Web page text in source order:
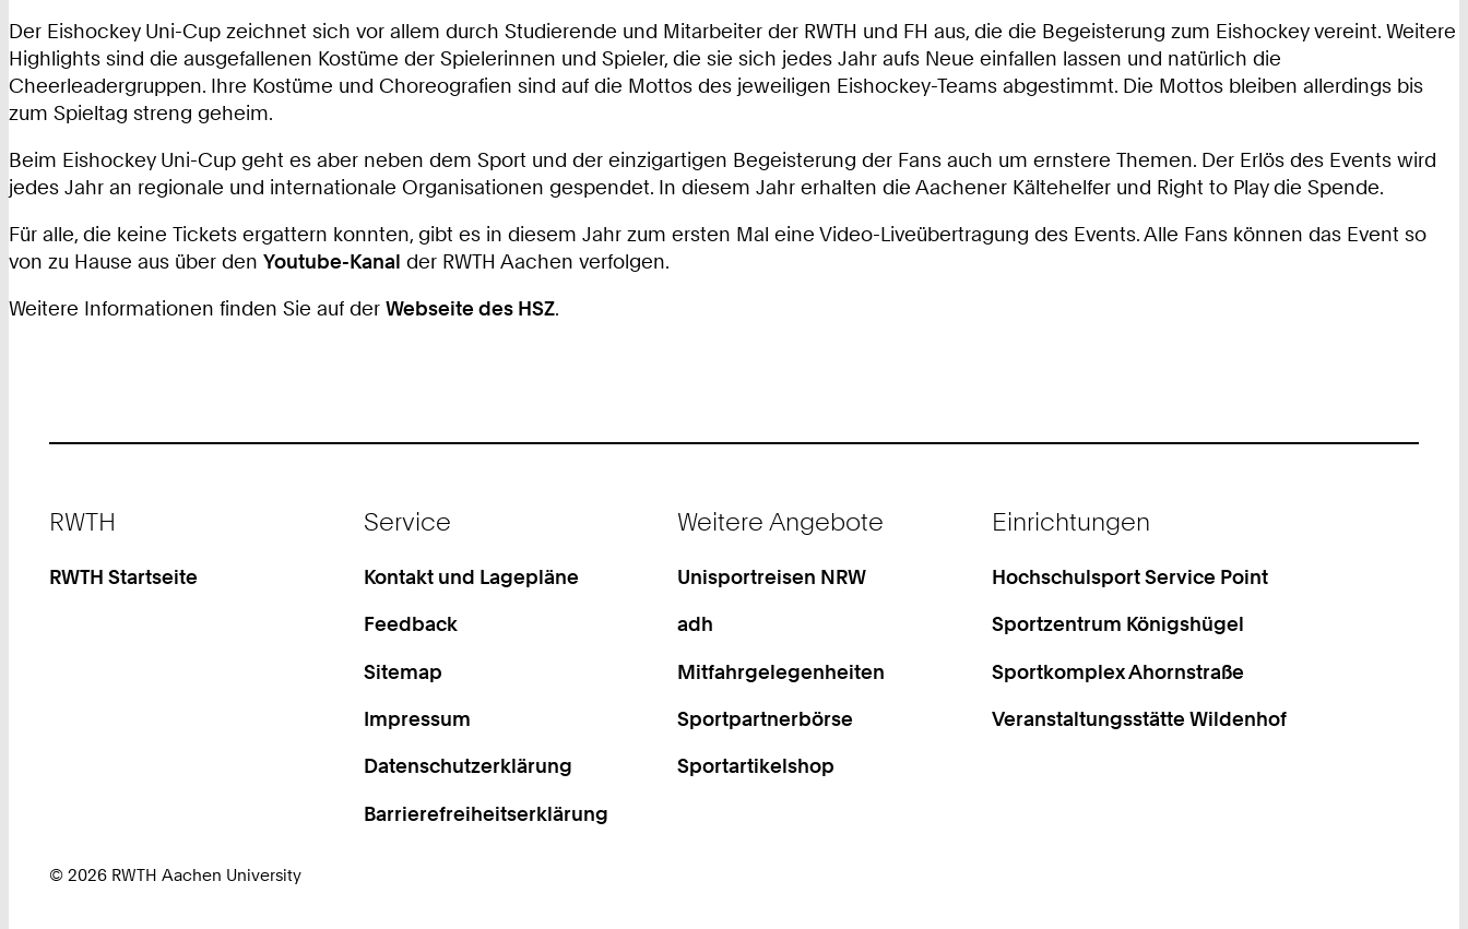
Der Eishockey Uni-Cup zeichnet sich vor allem durch Studierende und Mitarbeiter der RWTH und FH aus, die die Begeisterung zum Eishockey vereint. Weitere
Highlights sind die ausgefallenen Kostüme der Spielerinnen und Spieler, die sie sich jedes Jahr aufs Neue einfallen lassen und natürlich die
Cheerleadergruppen. Ihre Kostüme und Choreografien sind auf die Mottos des jeweiligen Eishockey-Teams abgestimmt. Die Mottos bleiben allerdings bis
zum Spieltag streng geheim.
Beim Eishockey Uni-Cup geht es aber neben dem Sport und der einzigartigen Begeisterung der Fans auch um ernstere Themen. Der Erlös des Events wird
jedes Jahr an regionale und internationale Organisationen gespendet. In diesem Jahr erhalten die Aachener Kältehelfer und Right to Play die Spende.
Für alle, die keine Tickets ergattern konnten, gibt es in diesem Jahr zum ersten Mal eine Video-Liveübertragung des Events. Alle Fans können das Event so
von zu Hause aus über den Youtube-Kanal der RWTH Aachen verfolgen.
Weitere Informationen finden Sie auf der Webseite des HSZ.
RWTH
RWTH Startseite
Service
Kontakt und Lagepläne
Feedback
Sitemap
Impressum
Datenschutzerklärung
Barrierefreiheitserklärung
Weitere Angebote
Unisportreisen NRW
adh
Mitfahrgelegenheiten
Sportpartnerbörse
Sportartikelshop
Einrichtungen
Hochschulsport Service Point
Sportzentrum Königshügel
Sportkomplex Ahornstraße
Veranstaltungsstätte Wildenhof
© 2026 RWTH Aachen University